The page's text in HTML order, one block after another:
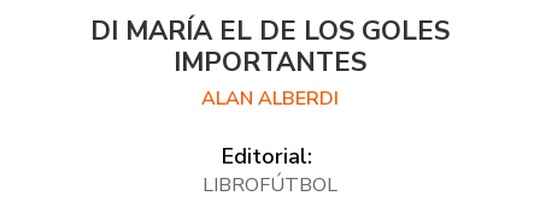
DI MARÍA EL DE LOS GOLES
IMPORTANTES
ALAN ALBERDI
Editorial:
LIBROFÚTBOL